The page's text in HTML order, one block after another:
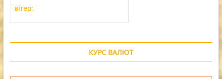
вітер:
КУРС ВАЛЮТ